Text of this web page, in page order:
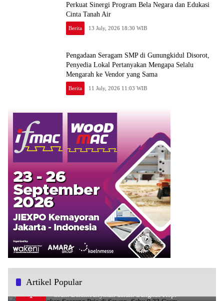
Perkuat Sinergi Program Bela Negara dan Edukasi
Cinta Tanah Air
Berita 13 July, 2026 18:30 WIB
Pengadaan Seragam SMP di Gunungkidul Disorot,
Penyedia Lokal Pertanyakan Mengapa Selalu
Mengarah ke Vendor yang Sama
Berita 11 July, 2026 11:03 WIB
Artikel Popular
1
Warga Tangkap Seorang Pria di Sewon, Sabu 0,33
Gram Disembunyikan dalam Bungkus Kopi